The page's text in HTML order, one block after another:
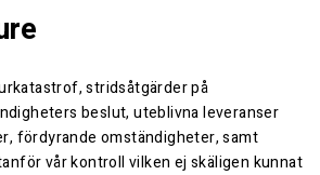
stridsåtgärder på
beslut, uteblivna leveranser
fördyrande omständigheter, samt
vår kontroll vilken ej skäligen kunnat